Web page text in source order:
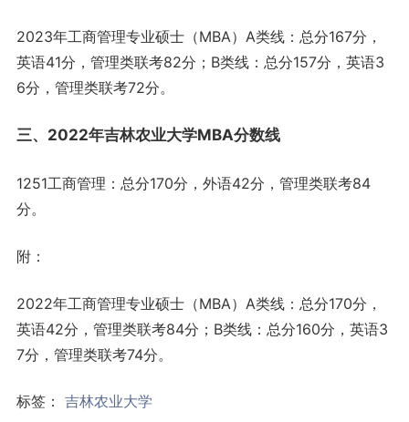
2023年工商管理专业硕士（MBA）A类线：总分167分，
英语41分，管理类联考82分；B类线：总分157分，英语3
6分，管理类联考72分。
三、2022年吉林农业大学MBA分数线
1251工商管理：总分170分，外语42分，管理类联考84
分。
附：
2022年工商管理专业硕士（MBA）A类线：总分170分，
英语42分，管理类联考84分；B类线：总分160分，英语3
7分，管理类联考74分。
标签： 吉林农业大学